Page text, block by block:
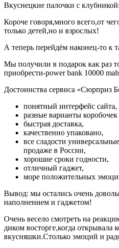
Вкуснецкие палочки с клубникой:
Короче говоря,много всего,от
только детей,но и взрослых!
А теперь перейдём наконец-то к
Мы получили в подарок как раз
приобрести-power bank 10000
Достоинства сервиса «Сюрприз
понятный интерфейс сайта,
разные варианты
быстрая доставка,
качественно упаковано,
все сладости
продаже в России,
хорошие сроки годности,
отличный гаджет,
море положительных
Вывод: мы остались очень
наполнением и гаджетом!
Очень весело смотреть на
диком восторге,когда открывала
вкусняшки.Столько эмоций и